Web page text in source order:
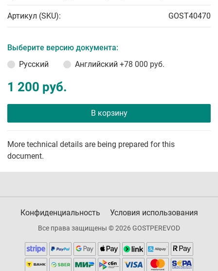
Артикул (SKU): GOST40470
Выберите версию документа:
Русский
Английский +78 000 руб.
1 200 руб.
В корзину
More technical details are being prepared for this
document.
Конфиденциальность Условия использования
Все права защищены © 2026 GOSTPEREVOD